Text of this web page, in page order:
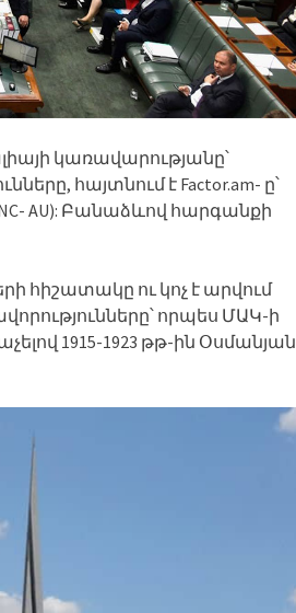
կառավարությանը՝
հայտնում է Factor.am- ը՝
AU): Բանաձևով հարգանքի
հիշատակը ու կոչ է արվում
որպես ՄԱԿ-ի
1915-1923 թթ-ին Օսմանյան